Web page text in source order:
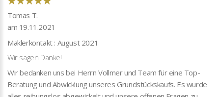
Tomas T.
am 19.11.2021
Maklerkontakt : August 2021
Wir sagen Danke!
Wir bedanken uns bei Herrn Vollmer und Team für eine Top-
Beratung und Abwicklung unseres Grundstückskaufs. Es wurde